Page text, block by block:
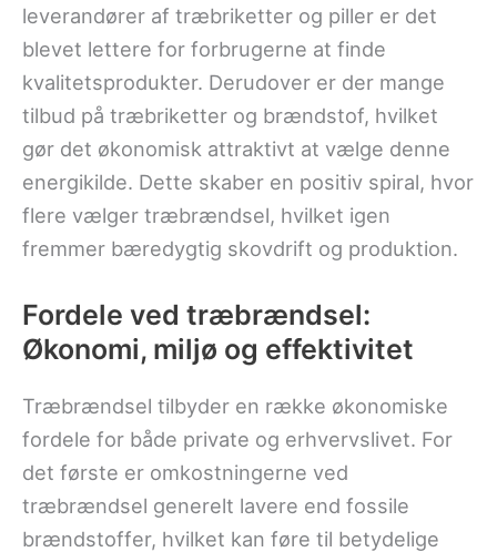
leverandører af træbriketter og piller er det
blevet lettere for forbrugerne at finde
kvalitetsprodukter. Derudover er der mange
tilbud på træbriketter og brændstof, hvilket
gør det økonomisk attraktivt at vælge denne
energikilde. Dette skaber en positiv spiral, hvor
flere vælger træbrændsel, hvilket igen
fremmer bæredygtig skovdrift og produktion.
Fordele ved træbrændsel:
Økonomi, miljø og effektivitet
Træbrændsel tilbyder en række økonomiske
fordele for både private og erhvervslivet. For
det første er omkostningerne ved
træbrændsel generelt lavere end fossile
brændstoffer, hvilket kan føre til betydelige